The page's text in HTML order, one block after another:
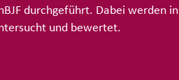
durchgeführt. Dabei werden in
und bewertet.